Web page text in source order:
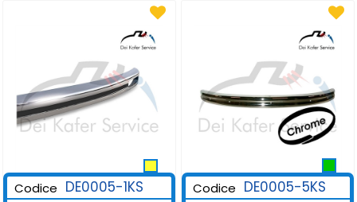
Codice DE0005-1KS
Codice DE0005-5KS